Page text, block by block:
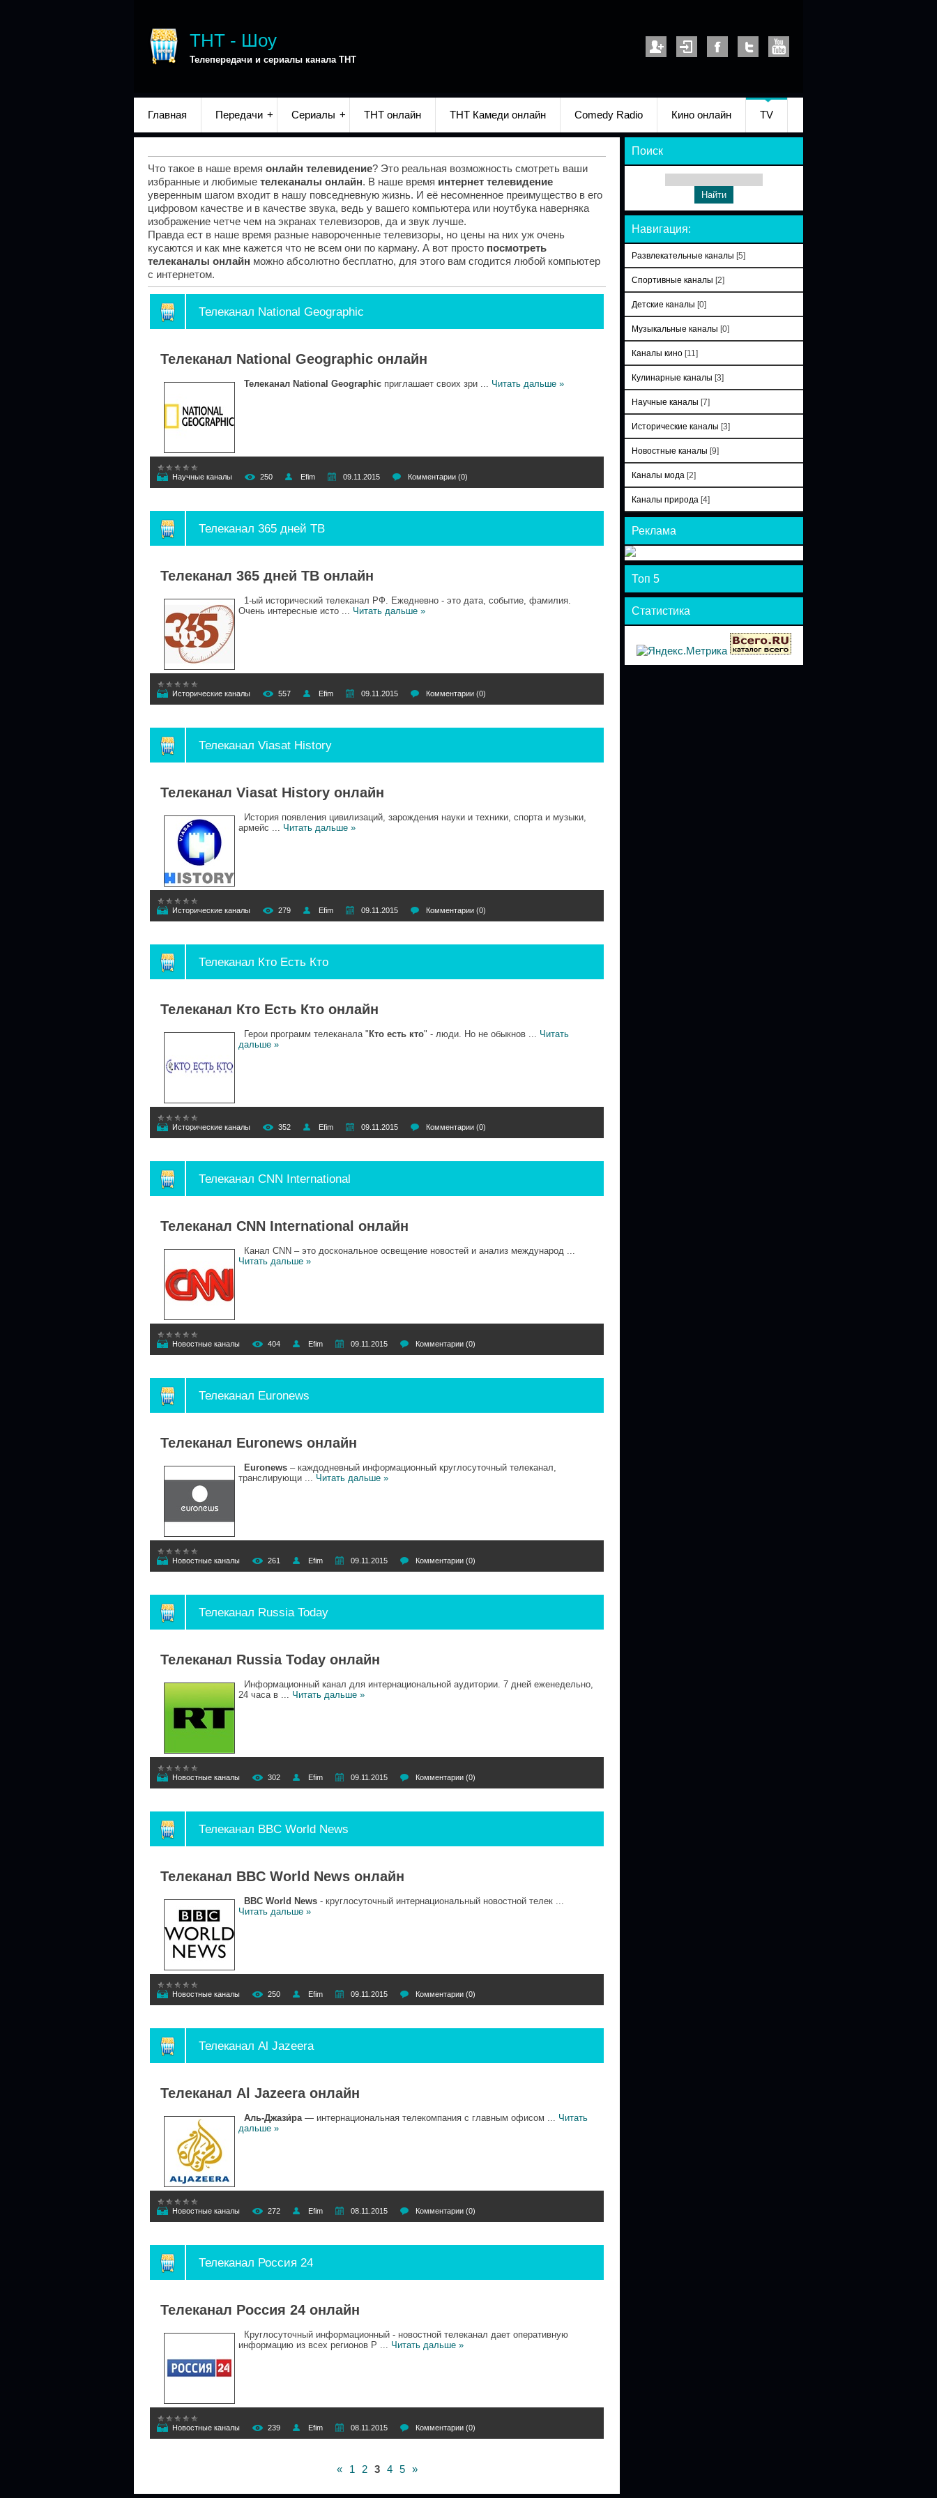
ТНТ - Шоу
Телепередачи и сериалы канала ТНТ
Главная Передачи Сериалы ТНТ онлайн ТНТ Камеди онлайн Comedy Radio Кино онлайн TV
Что такое в наше время онлайн телевидение? Это реальная возможность смотреть ваши
избранные и любимые телеканалы онлайн. В наше время интернет телевидение
уверенным шагом входит в нашу повседневную жизнь. И её несомненное преимущество в его
цифровом качестве и в качестве звука, ведь у вашего компьютера или ноутбука наверняка
изображение четче чем на экранах телевизоров, да и звук лучше.
Правда ест в наше время разные навороченные телевизоры, но цены на них уж очень
кусаются и как мне кажется что не всем они по карману. А вот просто посмотреть
телеканалы онлайн можно абсолютно бесплатно, для этого вам сгодится любой компьютер
с интернетом.
Телеканал National Geographic
Телеканал National Geographic онлайн
Телеканал National Geographic приглашает своих зри ... Читать дальше »
Научные каналы 250 Efim 09.11.2015 Комментарии (0)
Телеканал 365 дней ТВ
Телеканал 365 дней ТВ онлайн
1-ый исторический телеканал РФ. Ежедневно - это дата, событие, фамилия.
Очень интересные исто ... Читать дальше »
Исторические каналы 557 Efim 09.11.2015 Комментарии (0)
Телеканал Viasat History
Телеканал Viasat History онлайн
История появления цивилизаций, зарождения науки и техники, спорта и музыки,
армейс ... Читать дальше »
Исторические каналы 279 Efim 09.11.2015 Комментарии (0)
Телеканал Кто Есть Кто
Телеканал Кто Есть Кто онлайн
Герои программ телеканала " Кто есть кто" - люди. Но не обыкнов ... Читать
дальше »
Исторические каналы 352 Efim 09.11.2015 Комментарии (0)
Телеканал CNN International
Телеканал CNN International онлайн
Канал CNN – это доскональное освещение новостей и анализ международ ...
Читать дальше »
Новостные каналы 404 Efim 09.11.2015 Комментарии (0)
Телеканал Euronews
Телеканал Euronews онлайн
Euronews – каждодневный информационный круглосуточный телеканал,
транслирующи ... Читать дальше »
Новостные каналы 261 Efim 09.11.2015 Комментарии (0)
Телеканал Russia Today
Телеканал Russia Today онлайн
Информационный канал для интернациональной аудитории. 7 дней еженедельно,
24 часа в ... Читать дальше »
Новостные каналы 302 Efim 09.11.2015 Комментарии (0)
Телеканал BBC World News
Телеканал BBC World News онлайн
BBC World News - круглосуточный интернациональный новостной телек ...
Читать дальше »
Новостные каналы 250 Efim 09.11.2015 Комментарии (0)
Телеканал Al Jazeera
Телеканал Al Jazeera онлайн
Аль-Джази́ра— интернациональная телекомпания с главным офисом ... Читать
дальше »
Новостные каналы 272 Efim 08.11.2015 Комментарии (0)
Телеканал Россия 24
Телеканал Россия 24 онлайн
Круглосуточный информационный - новостной телеканал дает оперативную
информацию из всех регионов Р ... Читать дальше »
Новостные каналы 239 Efim 08.11.2015 Комментарии (0)
« 1 2 3 4 5 »
Поиск
Навигация:
Развлекательные каналы [5]
Спортивные каналы [2]
Детские каналы [0]
Музыкальные каналы [0]
Каналы кино [11]
Кулинарные каналы [3]
Научные каналы [7]
Исторические каналы [3]
Новостные каналы [9]
Каналы мода [2]
Каналы природа [4]
Реклама
Топ 5
Статистика